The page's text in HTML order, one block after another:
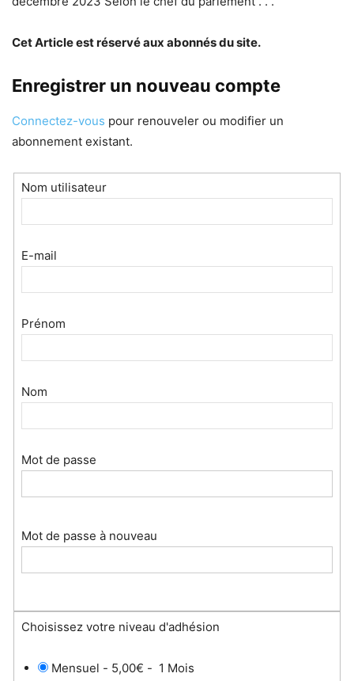
Cet Article est réservé aux abonnés du site.
Enregistrer un nouveau compte
Connectez-vous pour renouveler ou modifier un
abonnement existant.
Nom utilisateur
E-mail
Prénom
Nom
Mot de passe
Mot de passe à nouveau
Choisissez votre niveau d'adhésion
Mensuel - 5,00€ - 1 Mois